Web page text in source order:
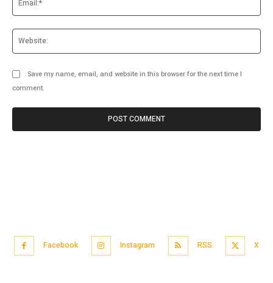
Save my name, email, and website in this browser for the next time I
comment.
Facebook Instagram RSS X